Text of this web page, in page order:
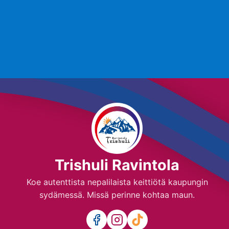
Trishuli Ravintola
Koe autenttista nepalilaista keittiötä kaupungin
sydämessä. Missä perinne kohtaa maun.